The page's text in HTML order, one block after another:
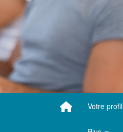
Votre profil